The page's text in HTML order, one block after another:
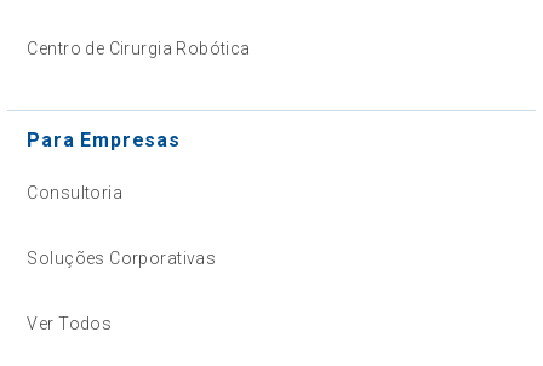
Centro de Cirurgia Robótica
Para Empresas
Consultoria
Soluções Corporativas
Ver Todos